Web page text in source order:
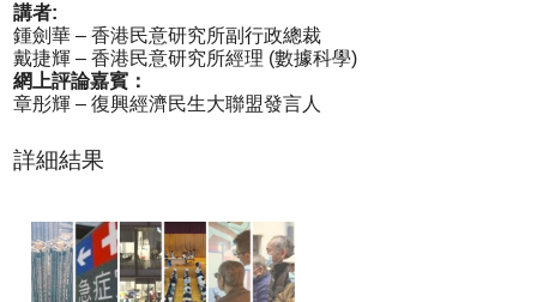
講者:
鍾劍華 – 香港民意研究所副行政總裁
戴捷輝 – 香港民意研究所經理 (數據科學)
網上評論嘉賓：
章彤輝 – 復興經濟民生大聯盟發言人
詳細結果